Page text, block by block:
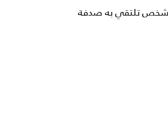
شخص تلتقي به صدفة